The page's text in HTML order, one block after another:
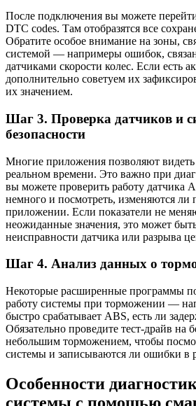
После подключения вы можете
DTC codes. Там отобразятся все
Обратите особое внимание на зоны,
системой — напримеры ошибок,
датчиками скорости колес. Если есть
дополнительно советуем их
их значением.
Шаг 3. Проверка датчиков и
безопасности
Многие приложения позволяют видеть
реальном времени. Это важно при
вы можете проверить работу датчика
немного и посмотреть, изменяются ли
приложении. Если показатели не
неожиданные значения, это может
неисправности датчика или разрыва
Шаг 4. Анализ данных о
Некоторые расширенные программы
работу системы при торможении —
быстро срабатывает ABS, есть ли
Обязательно проведите тест-драйв на
небольшим торможением, чтобы
системы и записываются ли ошибки в
Особенности